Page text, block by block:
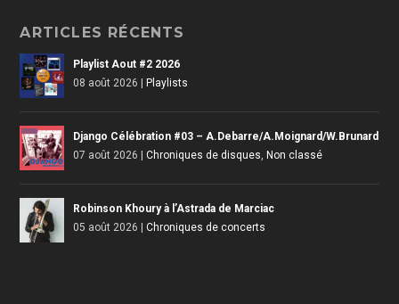
ARTICLES RÉCENTS
Playlist Aout #2 2026
08 août 2026
Playlists
Django Célébration #03 – A.Debarre/A.Moignard/W.Brunard
07 août 2026
|Chroniques de disques, Non classé
Robinson Khoury à l’Astrada de Marciac
05 août 2026
|Chroniques de concerts